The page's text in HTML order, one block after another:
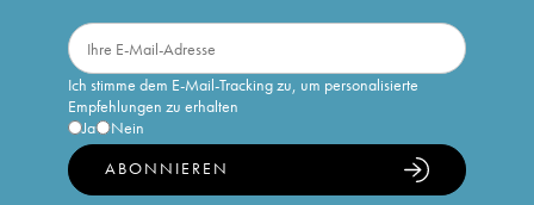
Ich stimme dem E-Mail-Tracking zu, um personalisierte
Empfehlungen zu erhalten
Ja
Nein
ABONNIEREN